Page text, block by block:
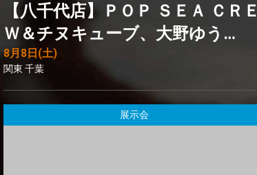
【八千代店】ＰＯＰ ＳＥＡ ＣＲＥ
Ｗ＆チヌキューブ、大野ゆう…
8月8日(土)
関東 千葉
展示会